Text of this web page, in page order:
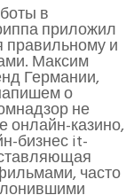
в
приложил
правильному и
Максим
Германии,
о
не
онлайн-казино,
бизнес it-
часто